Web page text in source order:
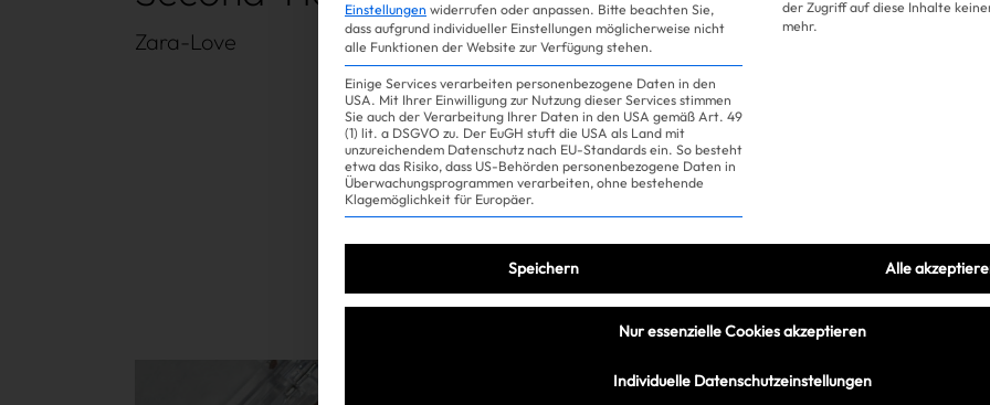
Experience
Zara-Love
19.06.2024
Einstellungen widerrufen oder anpassen. Bitte beachten Sie,
dass aufgrund individueller Einstellungen möglicherweise nicht
alle Funktionen der Website zur Verfügung stehen.
Einige Services verarbeiten personenbezogene Daten in den
USA. Mit Ihrer Einwilligung zur Nutzung dieser Services stimmen
Sie auch der Verarbeitung Ihrer Daten in den USA gemäß Art. 49
(1) lit. a DSGVO zu. Der EuGH stuft die USA als Land mit
unzureichendem Datenschutz nach EU-Standards ein. So besteht
etwa das Risiko, dass US-Behörden personenbezogene Daten in
Überwachungsprogrammen verarbeiten, ohne bestehende
Klagemöglichkeit für Europäer.
der Zugriff auf diese Inhalte
mehr.
Speichern Alle
Nur essenzielle Cookies akzeptieren
Individuelle Datenschutzeinstellungen